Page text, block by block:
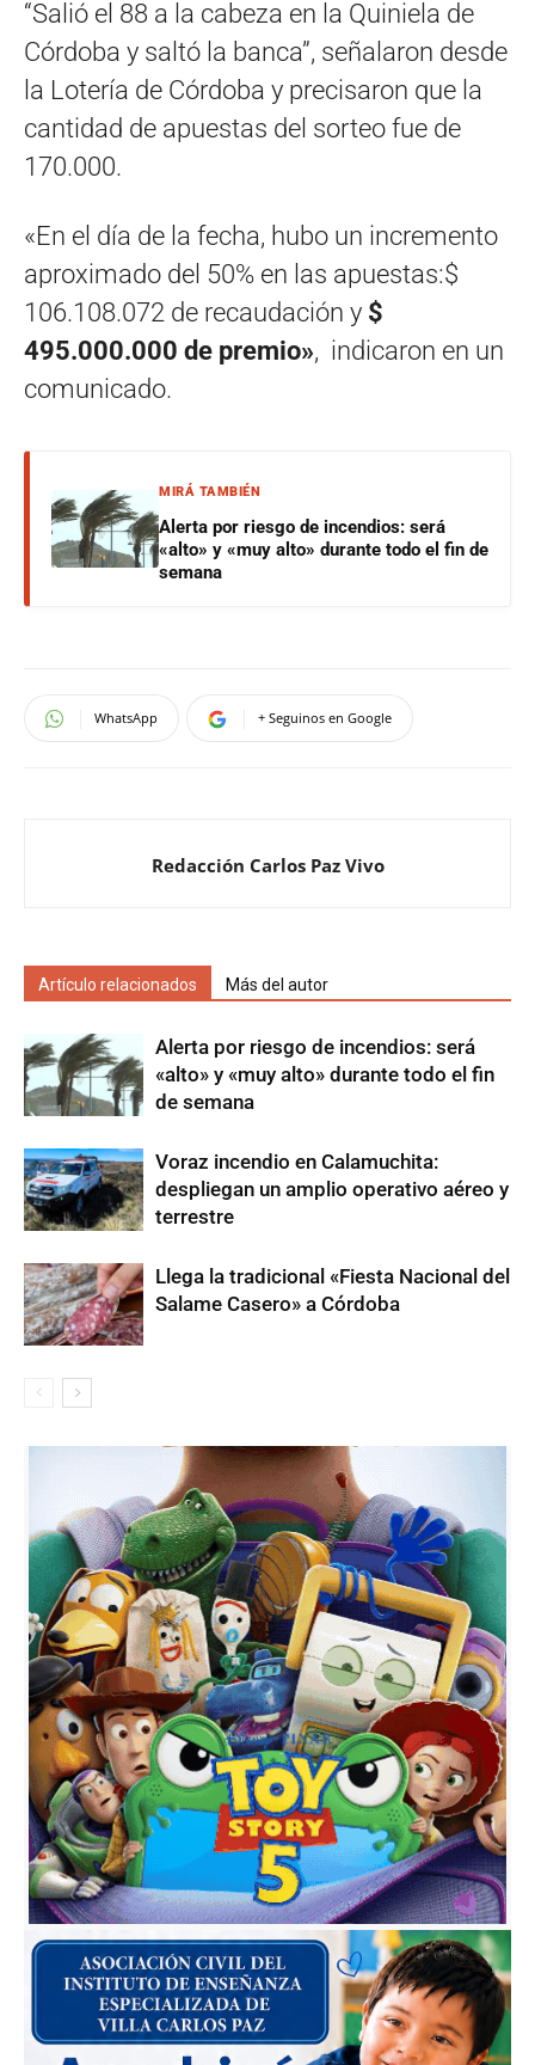
“Salió el 88 a la cabeza en la Quiniela de
Córdoba y saltó la banca”, señalaron desde
la Lotería de Córdoba y precisaron que la
cantidad de apuestas del sorteo fue de
170.000.
«En el día de la fecha, hubo un incremento
aproximado del 50% en las apuestas:$
106.108.072 de recaudación y $
495.000.000 de premio», indicaron en un
comunicado.
MIRÁ TAMBIÉN
Alerta por riesgo de incendios: será
«alto» y «muy alto» durante todo el fin de
semana
WhatsApp + Seguinos en Google
Redacción Carlos Paz Vivo
Artículo relacionados Más del autor
Alerta por riesgo de incendios: será
«alto» y «muy alto» durante todo el fin
de semana
Voraz incendio en Calamuchita:
despliegan un amplio operativo aéreo y
terrestre
Llega la tradicional «Fiesta Nacional del
Salame Casero» a Córdoba